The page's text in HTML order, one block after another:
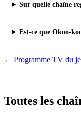
Sur quelle chaîne
Est-ce que Okoo-
← Programme TV du
Toutes les